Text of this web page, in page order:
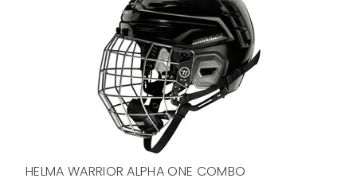
HELMA WARRIOR ALPHA ONE COMBO